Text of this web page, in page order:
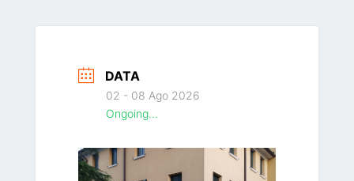
DATA
02 - 08 Ago 2026
Ongoing...